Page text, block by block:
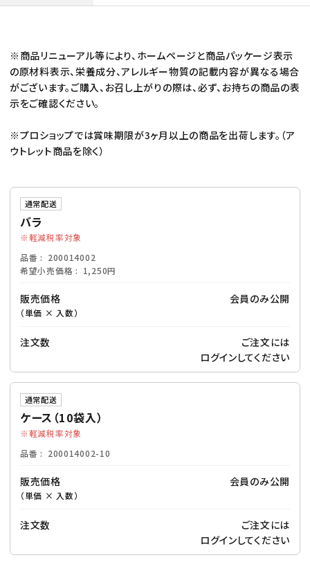
※商品リニューアル等により、ホームページと商品パッケージ表示
の原材料表示、栄養成分、アレルギー物質の記載内容が異なる場合
がございます。ご購入、お召し上がりの際は、必ず、お持ちの商品の表
示をご確認ください。
※プロショップでは賞味期限が3ヶ月以上の商品を出荷します。（ア
ウトレット商品を除く）
通常配送
バラ
軽減税率対象
品番
200014002
希望小売価格
1,250円
販売価格
（単価 × 入数）
会員のみ公開
注文数
ご注文には
ログインしてください
通常配送
ケース（10袋入）
軽減税率対象
品番
200014002-10
販売価格
（単価 × 入数）
会員のみ公開
注文数
ご注文には
ログインしてください